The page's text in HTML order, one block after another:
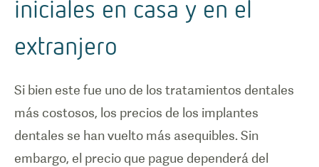
iniciales en casa y en el
extranjero
Si bien este fue uno de los tratamientos dentales
más costosos, los precios de los implantes
dentales se han vuelto más asequibles. Sin
embargo, el precio que pague dependerá del